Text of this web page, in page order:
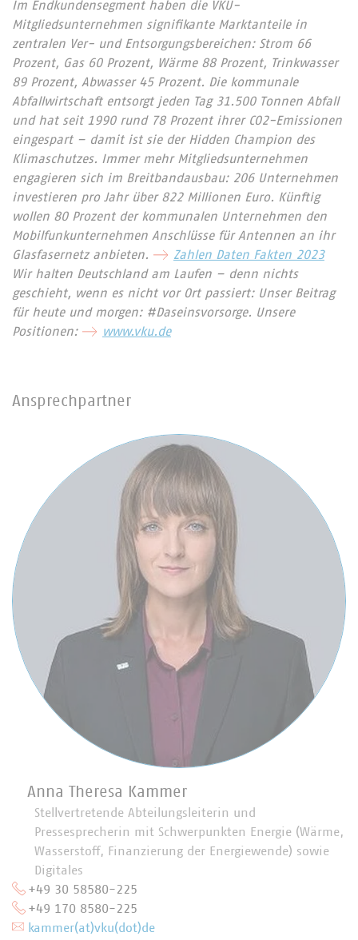
Im Endkundensegment haben die VKU-
Mitgliedsunternehmen signifikante Marktanteile in
zentralen Ver- und Entsorgungsbereichen: Strom 66
Prozent, Gas 60 Prozent, Wärme 88 Prozent, Trinkwasser
89 Prozent, Abwasser 45 Prozent. Die kommunale
Abfallwirtschaft entsorgt jeden Tag 31.500 Tonnen Abfall
und hat seit 1990 rund 78 Prozent ihrer CO2-Emissionen
eingespart – damit ist sie der Hidden Champion des
Klimaschutzes. Immer mehr Mitgliedsunternehmen
engagieren sich im Breitbandausbau: 206 Unternehmen
investieren pro Jahr über 822 Millionen Euro. Künftig
wollen 80 Prozent der kommunalen Unternehmen den
Mobilfunkunternehmen Anschlüsse für Antennen an ihr
Glasfasernetz anbieten.
Zahlen Daten Fakten 2023
Wir halten Deutschland am Laufen – denn nichts
geschieht, wenn es nicht vor Ort passiert: Unser Beitrag
für heute und morgen: #Daseinsvorsorge. Unsere
Positionen:
www.vku.de
Ansprechpartner
Anna Theresa Kammer
Stellvertretende Abteilungsleiterin und
Pressesprecherin mit Schwerpunkten Energie (Wärme,
Wasserstoff, Finanzierung der Energiewende) sowie
Digitales
+49 30 58580-225
+49 170 8580-225
kammer(at)vku(dot)de